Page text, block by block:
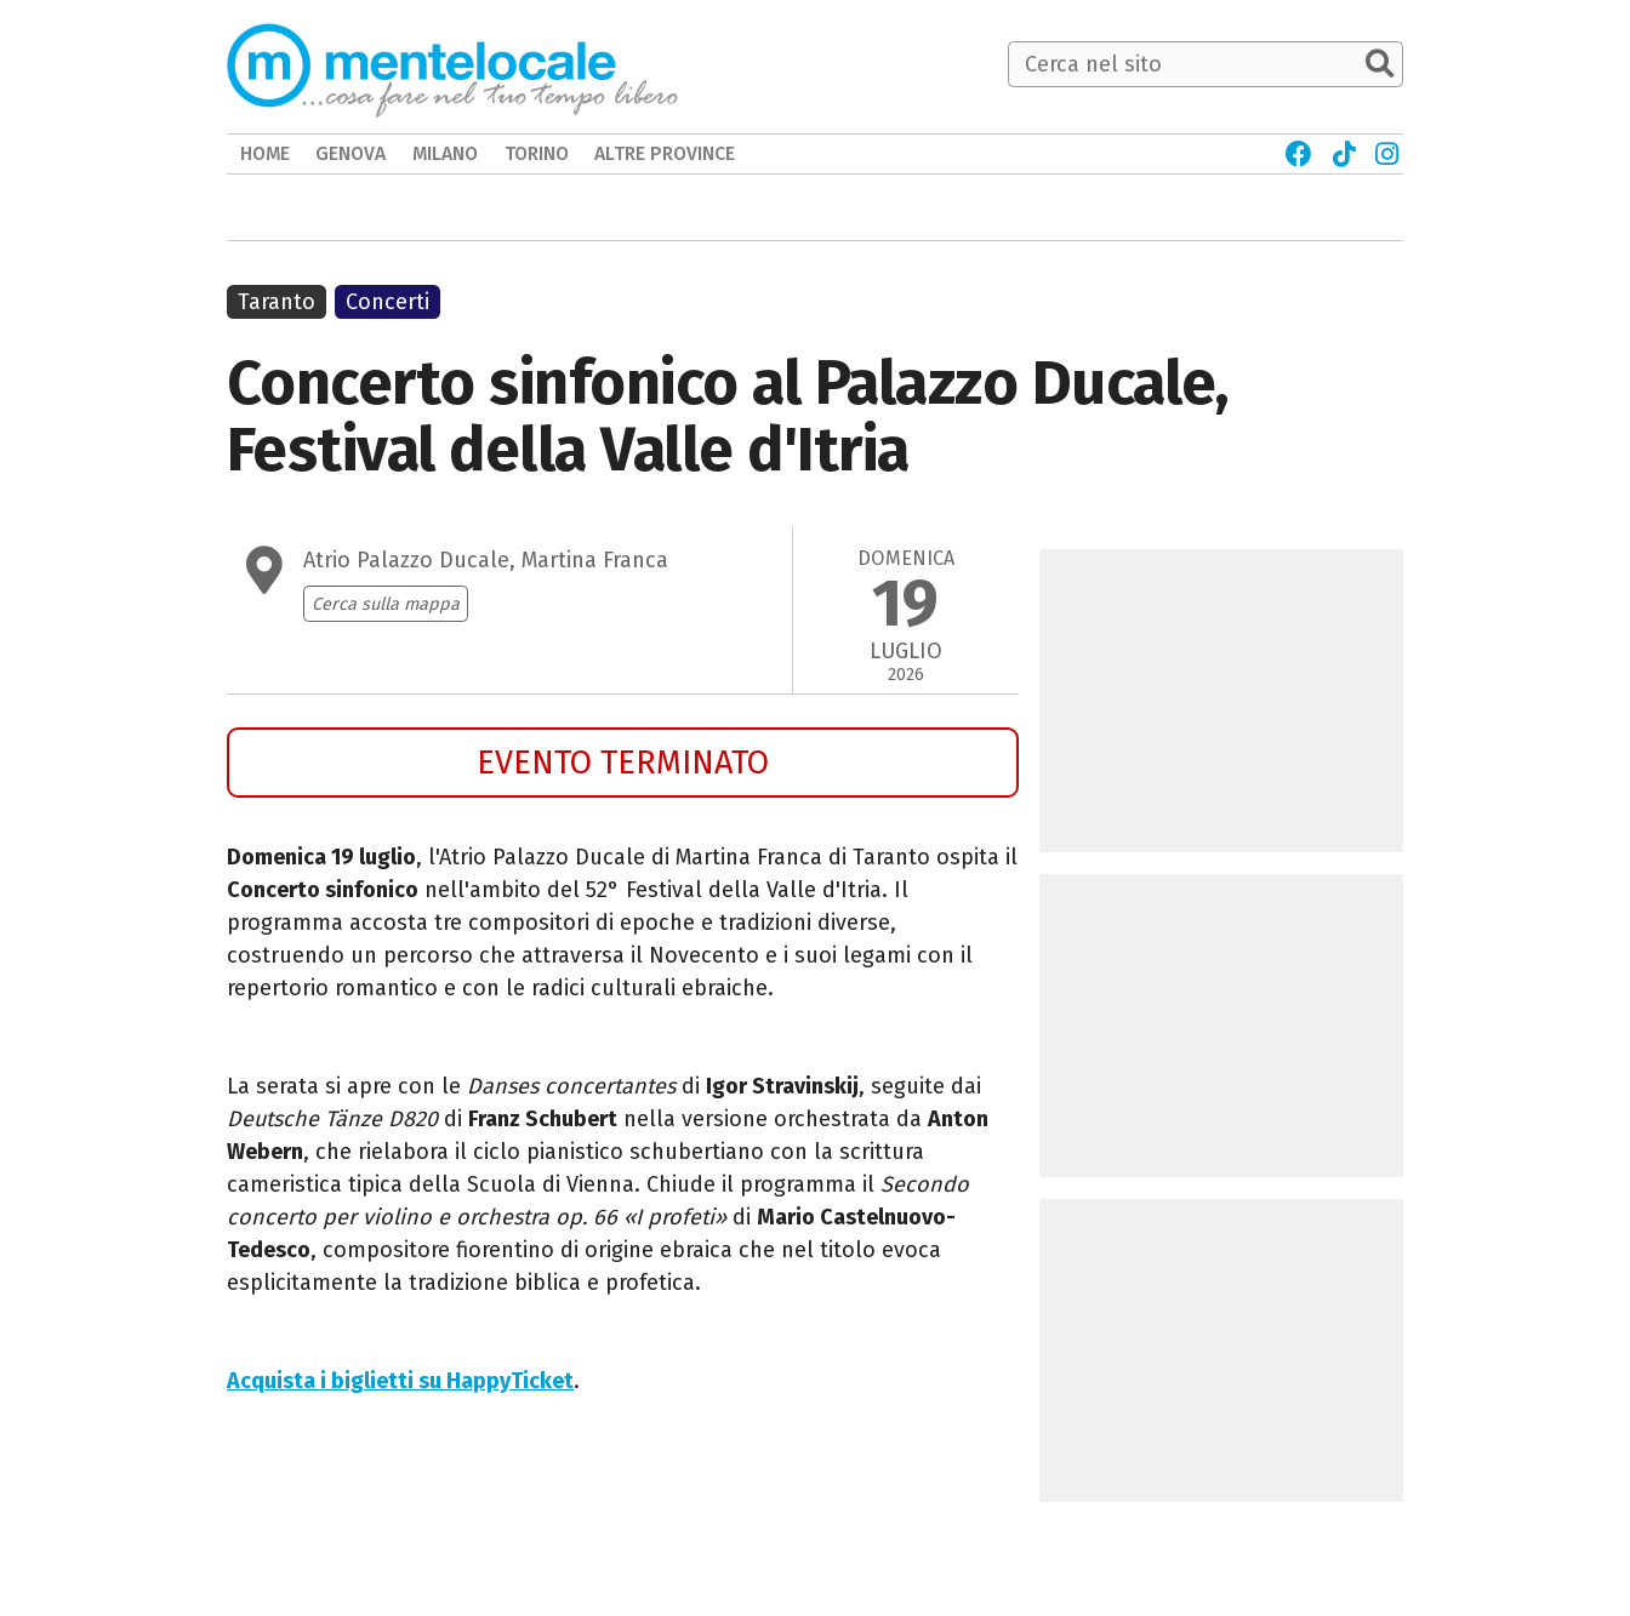
Concerto sinfonico al Palazzo Ducale,
Festival della Valle d'Itria
Atrio Palazzo Ducale, Martina Franca
Cerca sulla mappa
DOMENICA
19
LUGLIO
2026
EVENTO TERMINATO
Domenica 19 luglio, l'Atrio Palazzo Ducale di Martina Franca di Taranto ospita il
Concerto sinfonico nell'ambito del 52° Festival della Valle d'Itria. Il
programma accosta tre compositori di epoche e tradizioni diverse,
costruendo un percorso che attraversa il Novecento e i suoi legami con il
repertorio romantico e con le radici culturali ebraiche.
La serata si apre con le Danses concertantesdi Igor Stravinskij, seguite dai
Deutsche Tänze D820di Franz Schubert nella versione orchestrata da Anton
Webern, che rielabora il ciclo pianistico schubertiano con la scrittura
cameristica tipica della Scuola di Vienna. Chiude il programma il Secondo
concerto per violino e orchestra op. 66 «I profeti»di Mario Castelnuovo-
Tedesco, compositore fiorentino di origine ebraica che nel titolo evoca
esplicitamente la tradizione biblica e profetica.
Acquista i biglietti su HappyTicket.
Taranto Concerti
HOME GENOVA MILANO TORINO ALTRE PROVINCE